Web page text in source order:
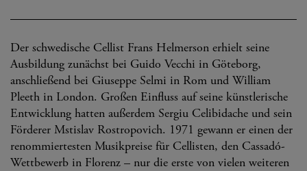
Der schwedische Cellist Frans Helmerson erhielt seine
Ausbildung zunächst bei Guido Vecchi in Göteborg,
anschließend bei Giuseppe Selmi in Rom und William
Pleeth in London. Großen Einfluss auf seine künstlerische
Entwicklung hatten außerdem Sergiu Celibidache und sein
Förderer Mstislav Rostropovich. 1971 gewann er einen der
renommiertesten Musikpreise für Cellisten, den Cassadó-
Wettbewerb in Florenz – nur die erste von vielen weiteren